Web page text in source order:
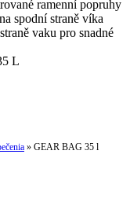
» GEAR BAG 35 l